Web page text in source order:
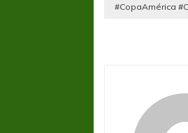
#CopaAmérica